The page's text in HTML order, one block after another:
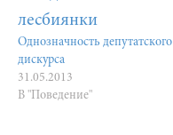
Однозначность депутатского
дискурса
31.05.2013
В "Поведение"